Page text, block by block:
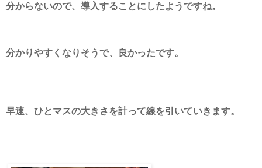
分からないので、導入することにしたようですね。
分かりやすくなりそうで、良かったです。
早速、ひとマスの大きさを計って線を引いていきます。